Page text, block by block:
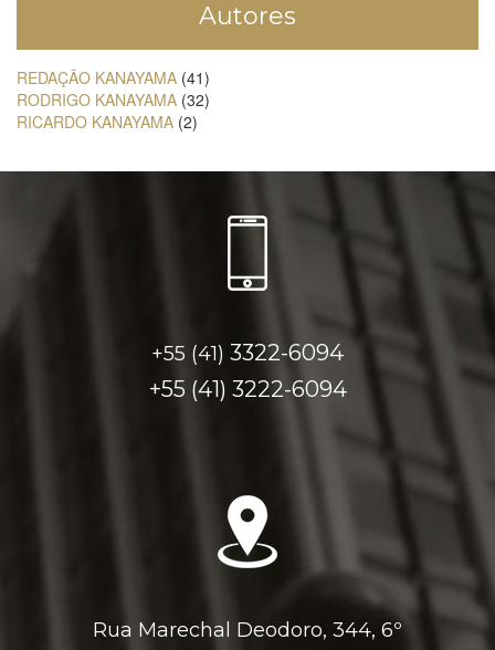
Autores
REDAÇÃO KANAYAMA (41)
RODRIGO KANAYAMA (32)
RICARDO KANAYAMA (2)
+55 (41) 3322-6094
+55 (41) 3222-6094
Rua Marechal Deodoro, 344, 6º